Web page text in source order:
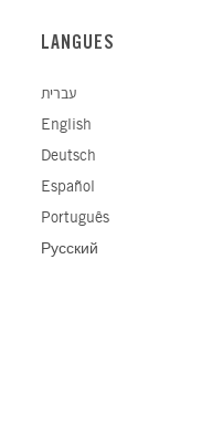
LANGUES
עברית
English
Deutsch
Español
Português
Русский